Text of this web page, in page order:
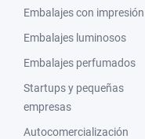
Embalajes con impresión
Embalajes luminosos
Embalajes perfumados
Startups y pequeñas
empresas
Autocomercialización